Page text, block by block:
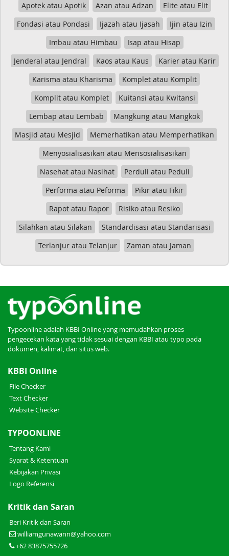
Apotek atau Apotik
Azan atau Adzan
Elite atau Elit
Fondasi atau Pondasi
Ijazah atau Ijasah
Ijin atau Izin
Imbau atau Himbau
Isap atau Hisap
Jenderal atau Jendral
Kaos atau Kaus
Karier atau Karir
Karisma atau Kharisma
Komplet atau Komplit
Komplit atau Komplet
Kuitansi atau Kwitansi
Lembap atau Lembab
Mangkung atau Mangkok
Masjid atau Mesjid
Memerhatikan atau Memperhatikan
Menyosialisasikan atau Mensosialisasikan
Nasehat atau Nasihat
Perduli atau Peduli
Performa atau Peforma
Pikir atau Fikir
Rapot atau Rapor
Risiko atau Resiko
Silahkan atau Silakan
Standardisasi atau Standarisasi
Terlanjur atau Telanjur
Zaman atau Jaman
Typoonline adalah KBBI Online yang memudahkan proses
pengecekan kata yang tidak sesuai dengan KBBI atau typo pada
dokumen, kalimat, dan situs web.
KBBI Online
File Checker
Text Checker
Website Checker
TYPOONLINE
Tentang Kami
Syarat & Ketentuan
Kebijakan Privasi
Logo Referensi
Kritik dan Saran
Beri Kritik dan Saran
williamgunawann@yahoo.com
+62 83875755726